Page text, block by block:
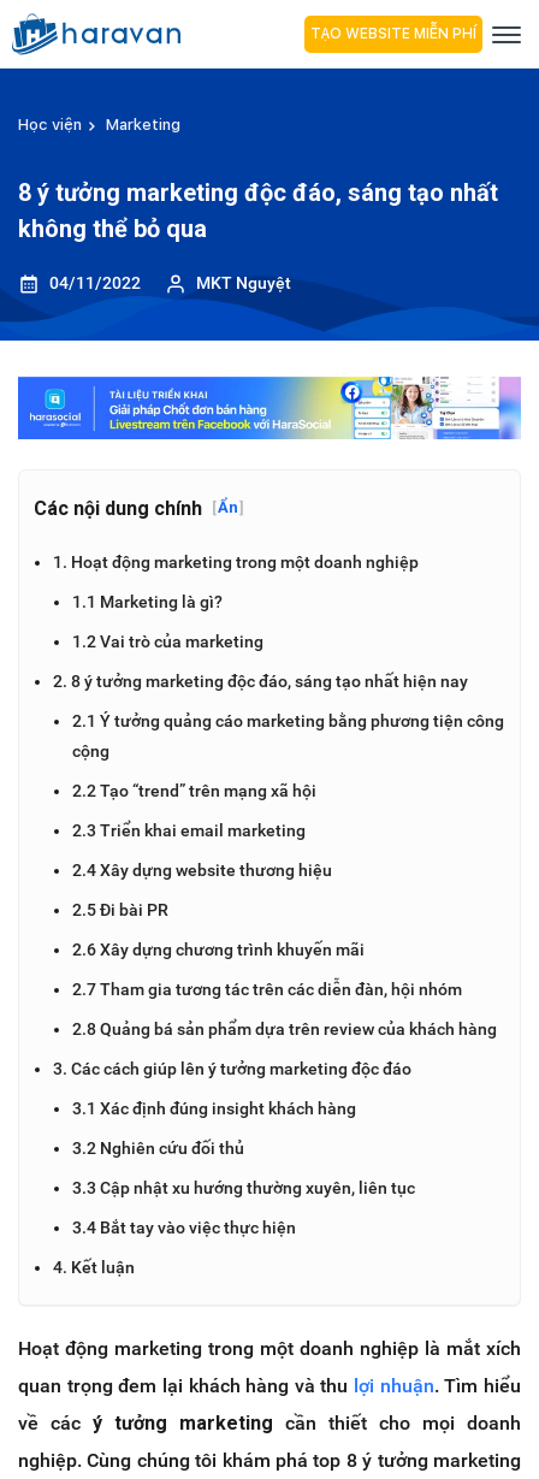
TẠO WEBSITE MIỄN PHÍ
Học viện Marketing
8 ý tưởng marketing độc đáo, sáng tạo nhất
không thể bỏ qua
04/11/2022 MKT Nguyệt
Các nội dung chính [Ẩn]
1. Hoạt động marketing trong một doanh nghiệp
1.1 Marketing là gì?
1.2 Vai trò của marketing
2. 8 ý tưởng marketing độc đáo, sáng tạo nhất hiện nay
2.1 Ý tưởng quảng cáo marketing bằng phương tiện công
cộng
2.2 Tạo “trend” trên mạng xã hội
2.3 Triển khai email marketing
2.4 Xây dựng website thương hiệu
2.5 Đi bài PR
2.6 Xây dựng chương trình khuyến mãi
2.7 Tham gia tương tác trên các diễn đàn, hội nhóm
2.8 Quảng bá sản phẩm dựa trên review của khách hàng
3. Các cách giúp lên ý tưởng marketing độc đáo
3.1 Xác định đúng insight khách hàng
3.2 Nghiên cứu đối thủ
3.3 Cập nhật xu hướng thường xuyên, liên tục
3.4 Bắt tay vào việc thực hiện
4. Kết luận
Hoạt động marketing trong một doanh nghiệp là mắt xích
quan trọng đem lại khách hàng và thu lợi nhuận. Tìm hiểu
về các ý tưởng marketing cần thiết cho mọi doanh
nghiệp. Cùng chúng tôi khám phá top 8 ý tưởng marketing